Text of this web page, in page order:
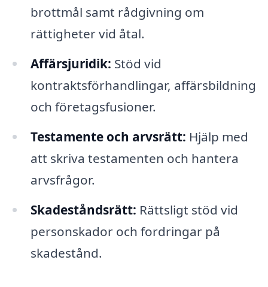
brottmål samt rådgivning om
rättigheter vid åtal.
Affärsjuridik: Stöd vid
kontraktsförhandlingar, affärsbildning
och företagsfusioner.
Testamente och arvsrätt: Hjälp med
att skriva testamenten och hantera
arvsfrågor.
Skadeståndsrätt: Rättsligt stöd vid
personskador och fordringar på
skadestånd.